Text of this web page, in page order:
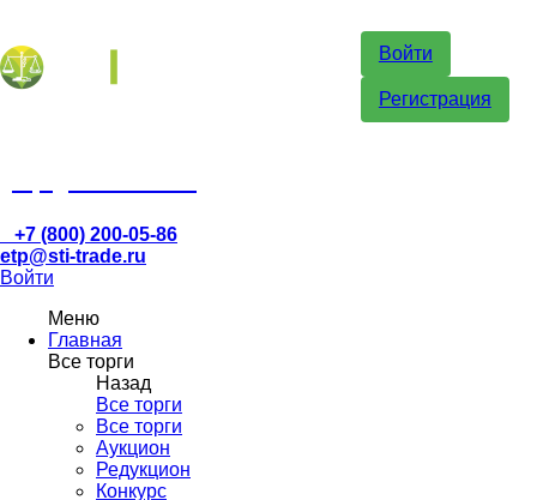
Войти
Регистрация
+7 (800) 200-05-86
etp@sti-trade.ru
Войти
Меню
Главная
Все торги
Назад
Все торги
Все торги
Аукцион
Редукцион
Конкурс